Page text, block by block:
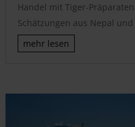
Handel mit Tiger-
Schätzungen aus Nepal
mehr lesen